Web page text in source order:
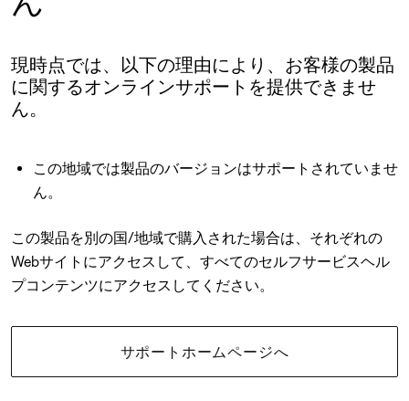
現時点では、以下の理由により、お客様の製品
に関するオンラインサポートを提供できませ
ん。
この地域では製品のバージョンはサポートされていませ
ん。
この製品を別の国/地域で購入された場合は、それぞれの
Webサイトにアクセスして、すべてのセルフサービスヘル
プコンテンツにアクセスしてください。
サポートホームページへ